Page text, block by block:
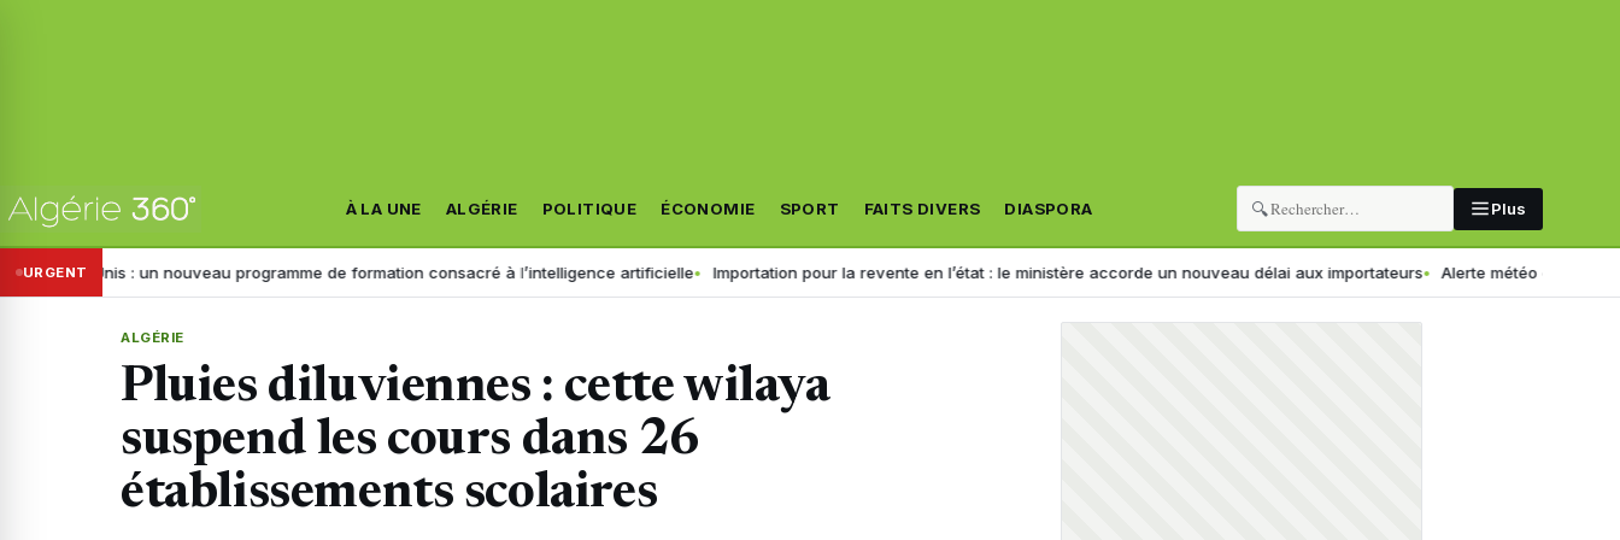
À LA UNE ALGÉRIE POLITIQUE ÉCONOMIE SPORT FAITS DIVERS DIASPORA 🔍 Plus
URGENT
: un nouveau programme de formation consacré à l’intelligence artificielle Importation pour la revente en l’état : le ministère accorde un nouveau délai aux importateurs Alerte météo en Algérie : pluies et
ALGÉRIE
Pluies diluviennes : cette wilaya
suspend les cours dans 26
établissements scolaires